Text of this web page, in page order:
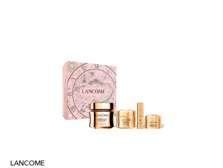
LANCOME